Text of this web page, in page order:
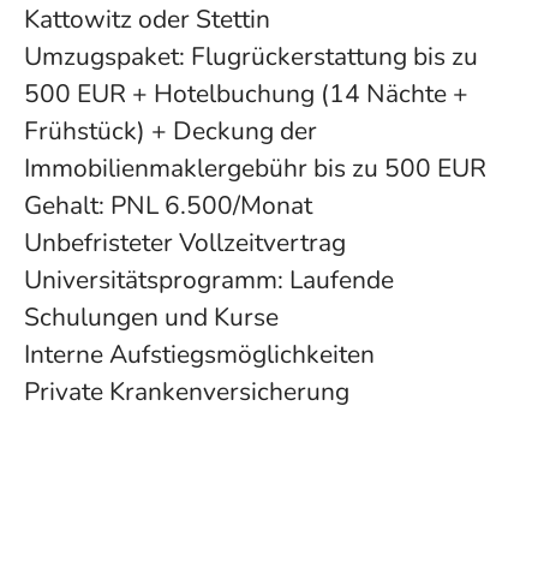
Kattowitz oder Stettin
Umzugspaket: Flugrückerstattung bis zu
500 EUR + Hotelbuchung (14 Nächte +
Frühstück) + Deckung der
Immobilienmaklergebühr bis zu 500 EUR
Gehalt: PNL 6.500/Monat
Unbefristeter Vollzeitvertrag
Universitätsprogramm: Laufende
Schulungen und Kurse
Interne Aufstiegsmöglichkeiten
Private Krankenversicherung